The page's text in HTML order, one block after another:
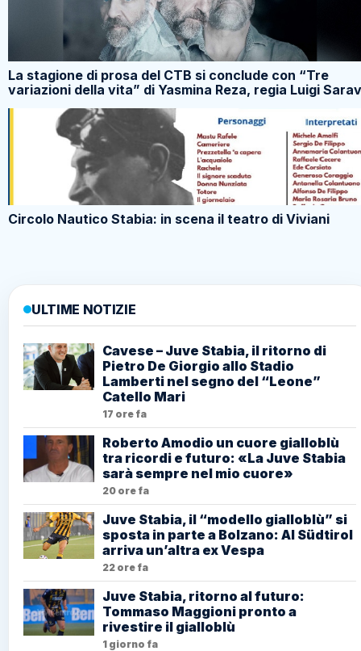
La stagione di prosa del CTB si conclude con “Tre
variazioni della vita” di Yasmina Reza, regia Luigi
Circolo Nautico Stabia: in scena il teatro di Viviani
ULTIME NOTIZIE
Cavese – Juve Stabia, il ritorno di
Pietro De Giorgio allo Stadio
Lamberti nel segno del “Leone”
Catello Mari
17 ore fa
Roberto Amodio un cuore gialloblù
tra ricordi e futuro: «La Juve Stabia
sarà sempre nel mio cuore»
20 ore fa
Juve Stabia, il “modello gialloblù” si
sposta in parte a Bolzano: Al Südtirol
arriva un’altra ex Vespa
22 ore fa
Juve Stabia, ritorno al futuro:
Tommaso Maggioni pronto a
rivestire il gialloblù
1 giorno fa